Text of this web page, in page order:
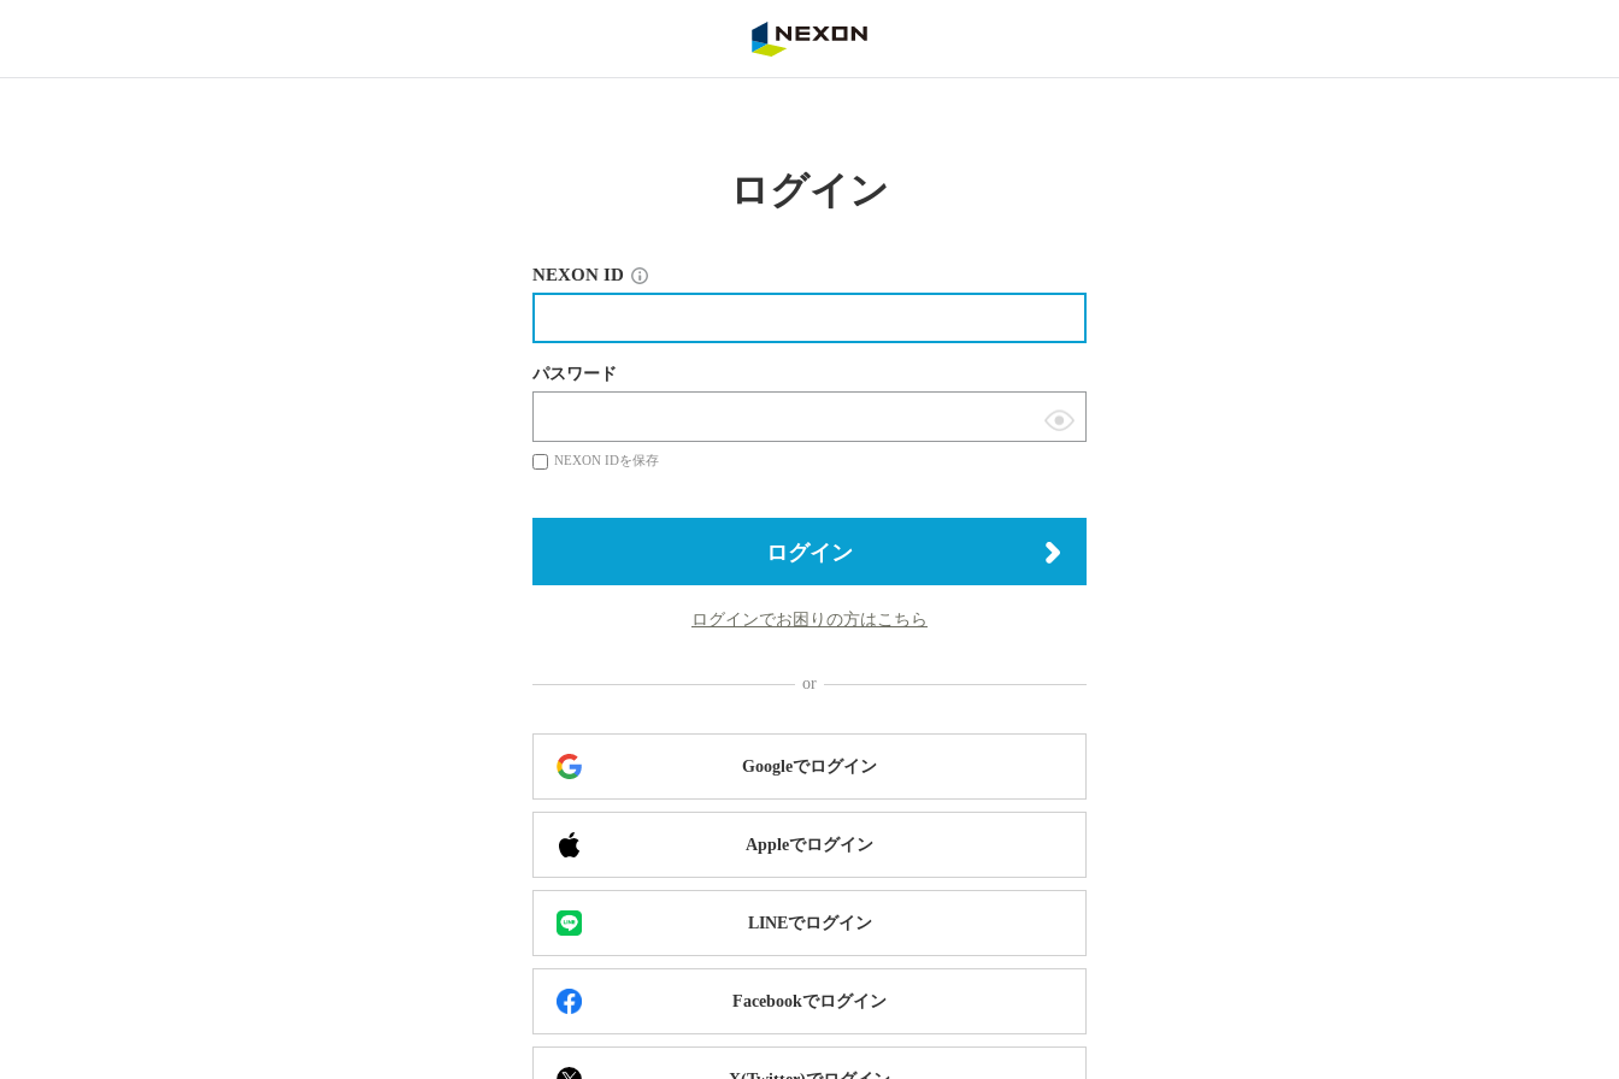
ログイン
NEXON ID
パスワード
表
替
NEXON IDを保存
ログイン
ログインでお困りの方はこちら
Googleでログイン
Appleでログイン
LINEでログイン
Facebookでログイン